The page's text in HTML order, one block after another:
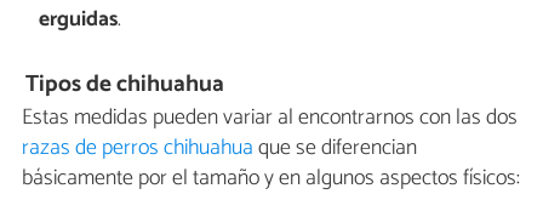
erguidas.
Tipos de chihuahua
Estas medidas pueden variar al encontrarnos con las dos
razas de perros chihuahuaque se diferencian
básicamente por el tamaño y en algunos aspectos físicos: